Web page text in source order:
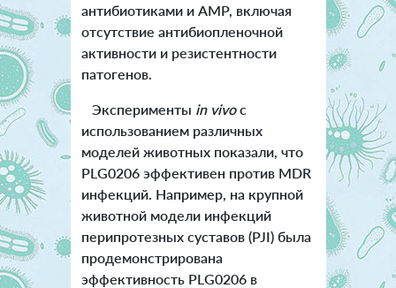
антибиотиками и AMP, включая
отсутствие антибиопленочной
активности и резистентности
патогенов.
Эксперименты in vivoс
использованием различных
моделей животных показали, что
PLG0206 эффективен против MDR
инфекций. Например, на крупной
животной модели инфекций
перипротезных суставов (PJI) была
продемонстрирована
эффективность PLG0206 в